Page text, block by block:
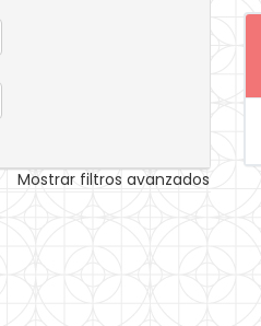
Mostrar filtros avanzados